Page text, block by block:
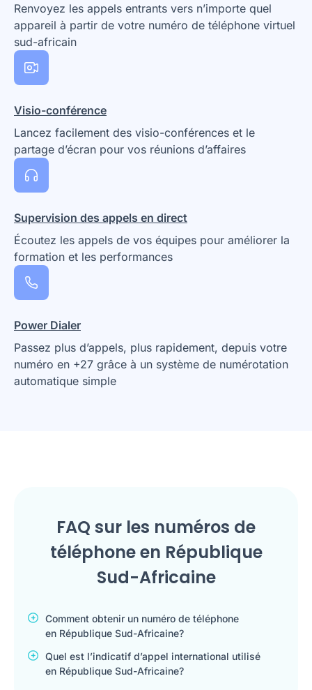
Renvoyez les appels entrants vers n’importe quel
appareil à partir de votre numéro de téléphone virtuel
sud-africain
Visio-conférence
Lancez facilement des visio-conférences et le
partage d’écran pour vos réunions d’affaires
Supervision des appels en direct
Écoutez les appels de vos équipes pour améliorer la
formation et les performances
Power Dialer
Passez plus d’appels, plus rapidement, depuis votre
numéro en +27 grâce à un système de numérotation
automatique simple
FAQ sur les numéros de
téléphone en République
Sud-Africaine
Comment obtenir un numéro de téléphone
en République Sud-Africaine?
Quel est l’indicatif d’appel international utilisé
en République Sud-Africaine?